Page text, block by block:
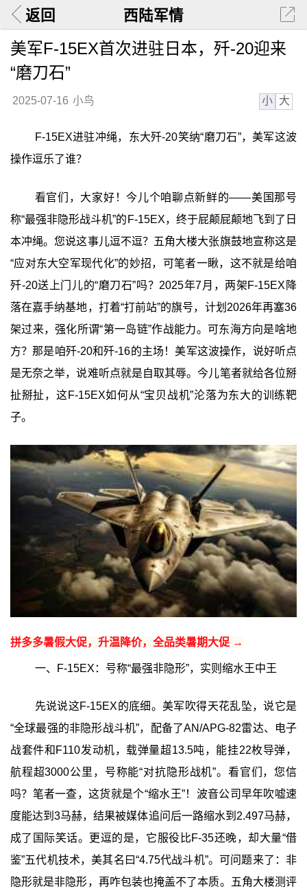
返回 西陆军情
美军F-15EX首次进驻日本，歼-20迎来
“磨刀石”
2025-07-16 小鸟 小 大
F-15EX进驻冲绳，东大歼-20笑纳“磨刀石”，美军这波
操作逗乐了谁？
看官们，大家好！今儿个咱聊点新鲜的——美国那号
称“最强非隐形战斗机”的F-15EX，终于屁颠屁颠地飞到了日
本冲绳。您说这事儿逗不逗？五角大楼大张旗鼓地宣称这是
“应对东大空军现代化”的妙招，可笔者一瞅，这不就是给咱
歼-20送上门儿的“磨刀石”吗？2025年7月，两架F-15EX降
落在嘉手纳基地，打着“打前站”的旗号，计划2026年再塞36
架过来，强化所谓“第一岛链”作战能力。可东海方向是啥地
方？那是咱歼-20和歼-16的主场！美军这波操作，说好听点
是无奈之举，说难听点就是自取其辱。今儿笔者就给各位掰
扯掰扯，这F-15EX如何从“宝贝战机”沦落为东大的训练靶
子。
拼多多暑假大促，升温降价，全品类暑期大促 →
一、F-15EX：号称“最强非隐形”，实则缩水王中王
先说说这F-15EX的底细。美军吹得天花乱坠，说它是
“全球最强的非隐形战斗机”，配备了AN/APG-82雷达、电子
战套件和F110发动机，载弹量超13.5吨，能挂22枚导弹，
航程超3000公里，号称能“对抗隐形战机”。看官们，您信
吗？笔者一查，这货就是个“缩水王”！波音公司早年吹嘘速
度能达到3马赫，结果被媒体追问后一路缩水到2.497马赫，
成了国际笑话。更逗的是，它服役比F-35还晚，却大量“借
鉴”五代机技术，美其名曰“4.75代战斗机”。可问题来了：非
隐形就是非隐形，再咋包装也掩盖不了本质。五角大楼测评